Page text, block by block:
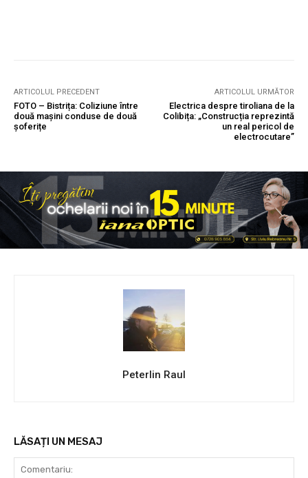
ARTICOLUL PRECEDENT
FOTO – Bistrița: Coliziune între
două mașini conduse de două
șoferițe
ARTICOLUL URMĂTOR
Electrica despre tiroliana de la
Colibița: „Construcția reprezintă
un real pericol de
electrocutare”
Peterlin Raul
LĂSAȚI UN MESAJ